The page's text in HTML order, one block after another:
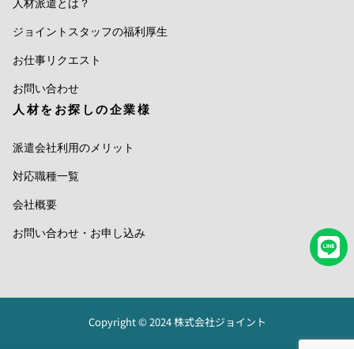
人材派遣とは？
ジョイントスタッフの福利厚生
お仕事リクエスト
お問い合わせ
人材をお探しの企業様
派遣会社利用のメリット
対応職種一覧
会社概要
お問い合わせ・お申し込み
Copyright © 2024 株式会社ジョイント